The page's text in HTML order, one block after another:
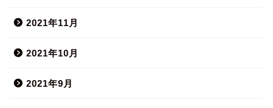
2021年11月
2021年10月
2021年9月